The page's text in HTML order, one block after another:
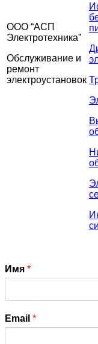
ООО “АСП
Электротехника”
Обслуживание и
ремонт
электроустановок
Имя *
Email *